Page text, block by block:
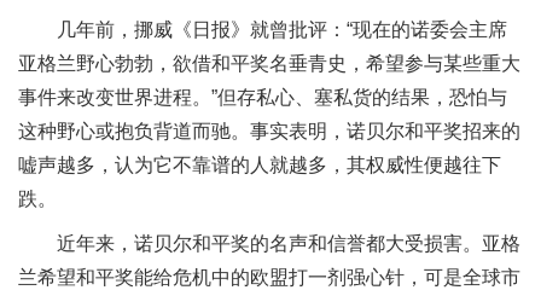
几年前，挪威《日报》就曾批评：“现在的诺委会主席
亚格兰野心勃勃，欲借和平奖名垂青史，希望参与某些重大
事件来改变世界进程。”但存私心、塞私货的结果，恐怕与
这种野心或抱负背道而驰。事实表明，诺贝尔和平奖招来的
嘘声越多，认为它不靠谱的人就越多，其权威性便越往下
跌。
近年来，诺贝尔和平奖的名声和信誉都大受损害。亚格
兰希望和平奖能给危机中的欧盟打一剂强心针，可是全球市